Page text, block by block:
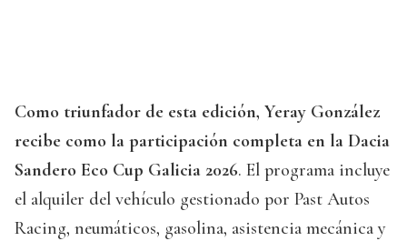
Como triunfador de esta edición, Yeray González
recibe como la participación completa en la Dacia
Sandero Eco Cup Galicia 2026. El programa incluye
el alquiler del vehículo gestionado por Past Autos
Racing, neumáticos, gasolina, asistencia mecánica y